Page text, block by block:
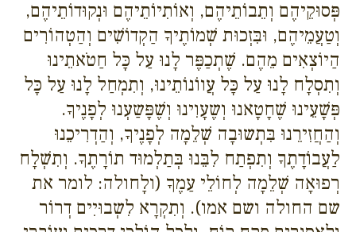
פְּסוּקֵיהֶם וְתֵבוֹתֵיהֶם, וְאוֹתִיוֹתֵיהֶם וּנְקוּדוֹתֵיהֶם,
וְטַעֲמֵיהֶם, וּבִּזְכוּת שְׁמוֹתֶיךָ הַקְדוֹשִׁים וְהַטְהוֹרִים
הַיוֹצְאִים מֵהֶם. שֶׁתְכַפֶּר לָנוּ עַל כָּל חַטֹאתֵינוּ
וְתִסְלָח לָנוּ עַל כָּל עֲווֹנוֹתֵינוּ, וְתִמְחַל לָנוּ עַל כָּל
פְּשָׁעֵינוּ שֶׁחָטָאנוּ וְשֶעָוִינוּ וְשֶׁפָּשַעְנוּ לְפָנֶיךָ.
וְהַחֲזִירֵנוּ בִּתְשוּבָה שְׁלֵמָה לְפָנֶיךָ, וְהַדְרִיכֵנוּ
לַעֲבוֹדָתֶךָ וְתִפְתַח לִבֵּנוּ בְּתַלְמוּד תוֹרָתֶךָ. וְתִשְׁלָח
רְפוּאָה שְׁלֵמָה לְחוֹלֵי עַמֶךָ (ולָחולה: לומר את
שם החולה ושם אמו). וְתִקְרָא לִשְבוּיִים דְרוֹר